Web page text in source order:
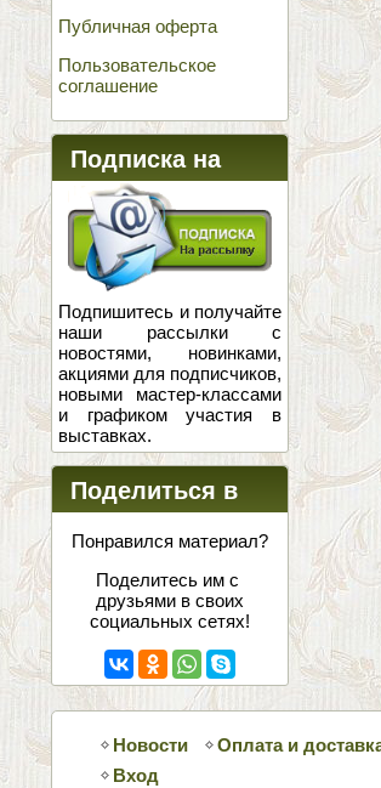
Публичная оферта
Пользовательское
соглашение
Подписка на
новости
Подпишитесь и получайте
наши рассылки с
новостями, новинками,
акциями для подписчиков,
новыми мастер-классами
и графиком участия в
выставках.
Поделиться в
соцсетях
Понравился материал?
Поделитесь им с
друзьями в своих
социальных сетях!
Новости Оплата и
Вход